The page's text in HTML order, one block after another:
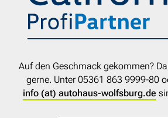
Auf den Geschmack gekommen?
gerne. Unter 05361 863 9999-80
info (at) autohaus-wolfsburg.de